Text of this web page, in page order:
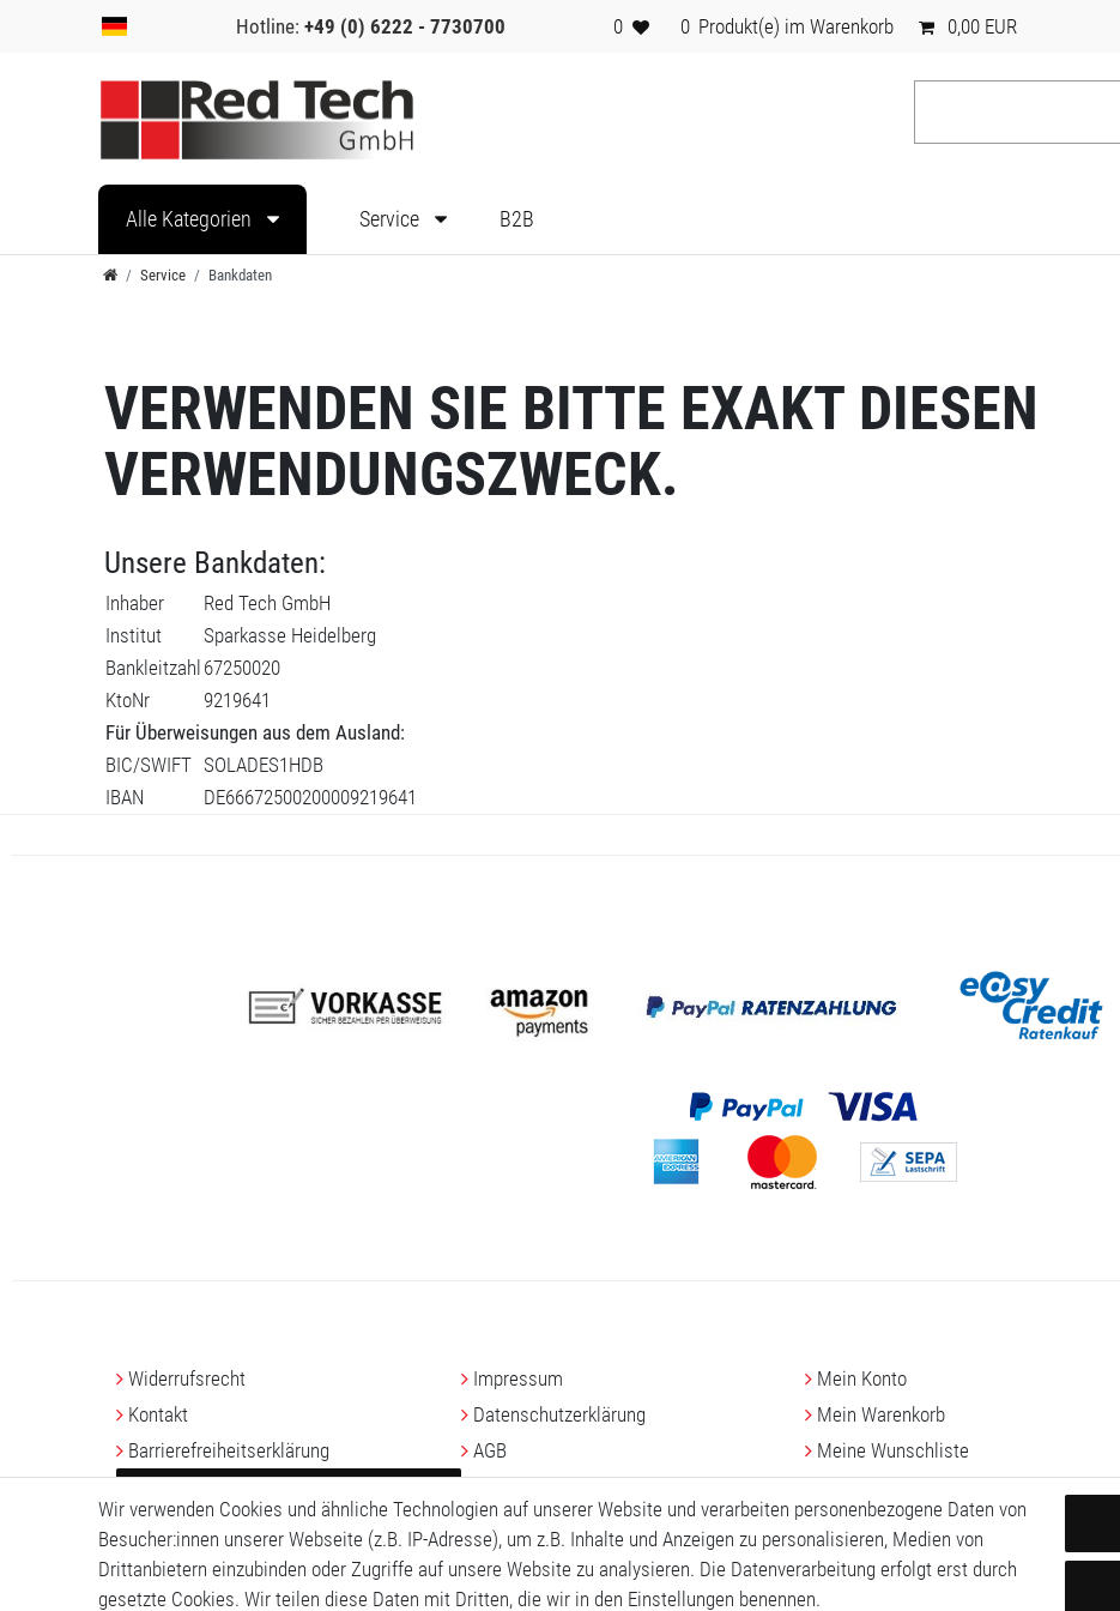
Hotline:+49 (0) 6222 - 7730700 0 0 Produkt(e) im Warenkorb 0,00 EUR
Alle Kategorien Service B2B
Service Bankdaten
VERWENDEN SIE BITTE EXAKT DIESEN
VERWENDUNGSZWECK.
Unsere Bankdaten:
Inhaber
Red Tech GmbH
Institut
Sparkasse Heidelberg
Bankleitzahl 67250020
KtoNr
9219641
Für Überweisungen aus dem Ausland:
BIC/SWIFT SOLADES1HDB
IBAN
DE66672500200009219641
Widerrufs­recht
Kontakt
Barrierefreiheitserklärung
VERTRAG WIDERRUFEN
Impressum
Daten­schutz­erklärung
AGB
Mein Konto
Mein Warenkorb
Meine Wunschliste
Wir verwenden Cookies und ähnliche Technologien auf unserer Website und verarbeiten personenbezogene Daten von
Besucher:innen unserer Webseite (z.B. IP-Adresse), um z.B. Inhalte und Anzeigen zu personalisieren, Medien von
Drittanbietern einzubinden oder Zugriffe auf unsere Website zu analysieren. Die Datenverarbeitung erfolgt erst durch
gesetzte Cookies. Wir teilen diese Daten mit Dritten, die wir in den Einstellungen benennen.